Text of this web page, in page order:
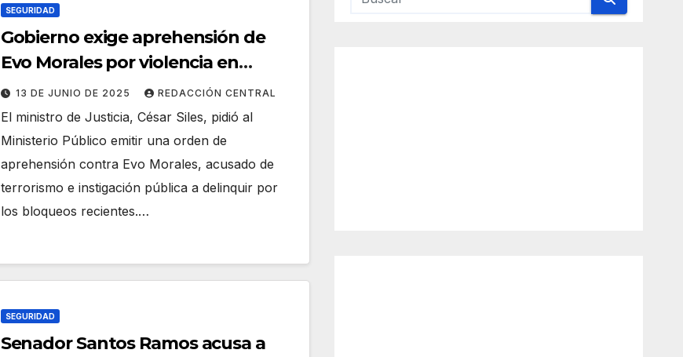
SEGURIDAD
Gobierno exige aprehensión de
Evo Morales por violencia en
bloqueos
13 DE JUNIO DE 2025 REDACCIÓN CENTRAL
El ministro de Justicia, César Siles, pidió al
Ministerio Público emitir una orden de
aprehensión contra Evo Morales, acusado de
terrorismo e instigación pública a delinquir por
los bloqueos recientes.…
SEGURIDAD
Senador Santos Ramos acusa a